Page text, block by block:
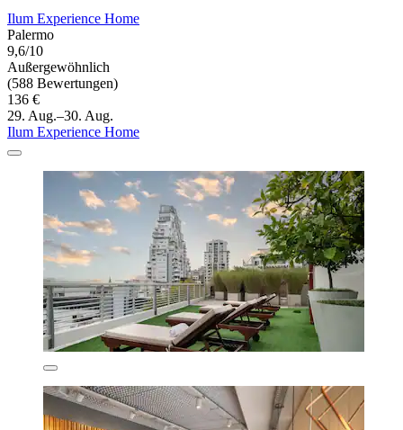
Ilum Experience Home
Palermo
9,6/10
Außergewöhnlich
(588 Bewertungen)
136 €
29. Aug.–30. Aug.
Ilum Experience Home